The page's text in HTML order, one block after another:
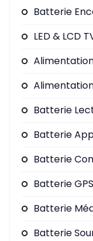
Batterie
LED & LCD
Batterie
Batterie
Batterie
Batterie GPS
Batterie
Batterie